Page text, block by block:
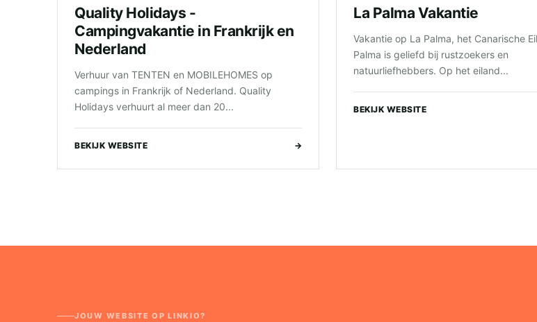
Quality Holidays -
Campingvakantie in Frankrijk en
Nederland
Verhuur van TENTEN en MOBILEHOMES op
campings in Frankrijk of Nederland. Quality
Holidays verhuurt al meer dan 20...
BEKIJK WEBSITE →
La Palma Vakantie
Vakantie op La Palma, het Canarische
Palma is geliefd bij rustzoekers en
natuurliefhebbers. Op het eiland...
BEKIJK WEBSITE
JOUW WEBSITE OP LINKIO?